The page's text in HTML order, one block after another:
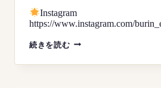
Instagram
https://www.instagram.com/
続きを読むオ
ド